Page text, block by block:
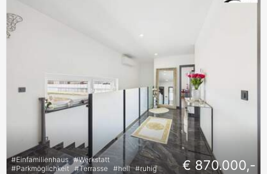
#Einfamilienhaus #Werkstatt
#Parkmöglichkeit #Terrasse #hell #ruhig € 870.000,-